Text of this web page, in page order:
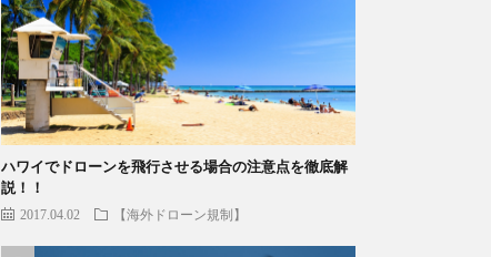
ハワイでドローンを飛行させる場合の注意点を徹底解
説！！
2017.04.02 【海外ドローン規制】